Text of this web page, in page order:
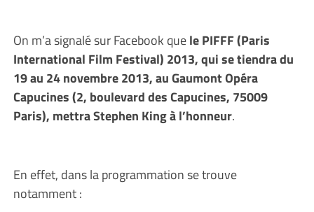
On m’a signalé sur Facebook quele PIFFF (Paris
International Film Festival) 2013, qui se tiendra du
19 au 24 novembre 2013, au Gaumont Opéra
Capucines (2, boulevard des Capucines, 75009
Paris), mettra Stephen King à l’honneur.
En effet, dans la programmation se trouve
notamment :